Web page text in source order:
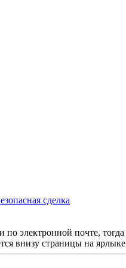
сделка
по электронной почте,
внизу страницы на